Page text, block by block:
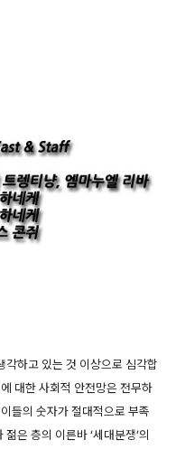
하고 있는 것 이상으로 심각합
대한 사회적 안전망은 전무하
들의 숫자가 절대적으로 부족
은 층의 이른바 ‘세대분쟁’의